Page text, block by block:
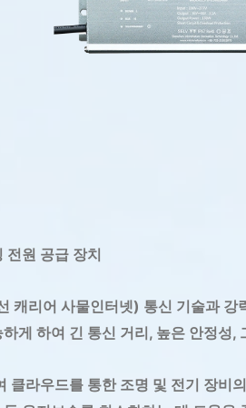
원 공급 장치
리어 사물인터넷) 통신 기술과
게 하여 긴 통신 거리, 높은 안정성
라우드를 통한 조명 및 전기 장